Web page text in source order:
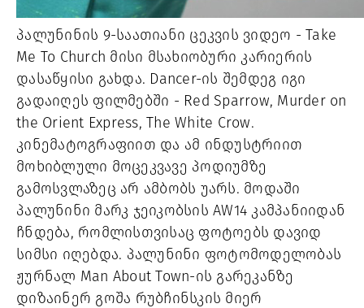
პალუნინის 9-საათიანი ცეკვის ვიდეო - Take
Me To Church მისი მსახიობური კარიერის
დასაწყისი გახდა. Dancer-ის შემდეგ იგი
გადაიღეს ფილმებში - Red Sparrow, Murder on
the Orient Express, The White Crow.
კინემატოგრაფიით და ამ ინდუსტრიით
მოხიბლული მოცეკვავე პოდიუმზე
გამოსვლაზეც არ ამბობს უარს. მოდაში
პალუნინი მარკ ჯეიკობსის AW14 კამპანიიდან
ჩნდება, რომლისთვისაც ფოტოებს დავიდ
სიმსი იღებდა. პალუნინი ფოტომოდელობას
ჟურნალ Man About Town-ის გარეკანზე
დიზაინერ გოშა რუბჩინსკის მიერ